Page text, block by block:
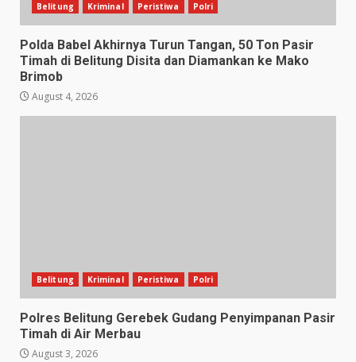
Belitung Kriminal Peristiwa Polri
Polda Babel Akhirnya Turun Tangan, 50 Ton Pasir
Timah di Belitung Disita dan Diamankan ke Mako
Brimob
August 4, 2026
Belitung Kriminal Peristiwa Polri
Polres Belitung Gerebek Gudang Penyimpanan Pasir
Timah di Air Merbau
August 3, 2026